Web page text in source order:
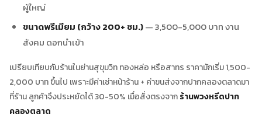
ผู้ใหญ่
ขนาดพรีเมียม (กว้าง 200+ ซม.)— 3,500-5,000 บาท งาน
สังคม ดอกนำเข้า
เปรียบเทียบกับร้านในย่านสุขุมวิท ทองหล่อ หรือสาทร ราคามักเริ่ม 1,500-
2,000 บาท ขึ้นไป เพราะมีค่าเช่าหน้าร้าน + ค่าขนส่งจากปากคลองตลาดมา
ที่ร้าน ลูกค้าจึงประหยัดได้ 30-50% เมื่อสั่งตรงจากร้านพวงหรีดปาก
คลองตลาด